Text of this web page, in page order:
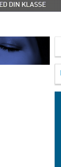
DIN KLASSE